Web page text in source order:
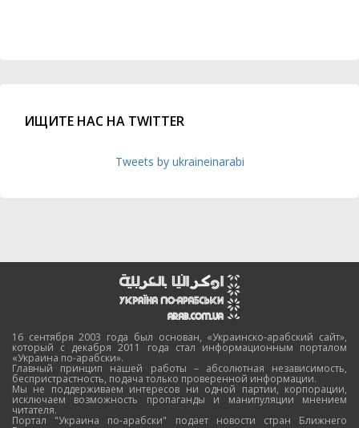
ИЩИТЕ НАС НА TWITTER
Tweets by ukraineinarabi
16 сентября 2003 года был основан, «Украинско-арабский сайт»,
который с декабря 2011 года стал информационным порталом
«Украина по-арабски».
Главный принцип нашей работы – абсолютная независимость,
беспристрастность, подача только проверенной информации.
Мы не поддерживаем интересов ни одной партии, корпорации,
исключаем возможность пропаганды и манипуляции мнением
читателя.
Портал "Украина по-арабски" подает новости стран Ближнего